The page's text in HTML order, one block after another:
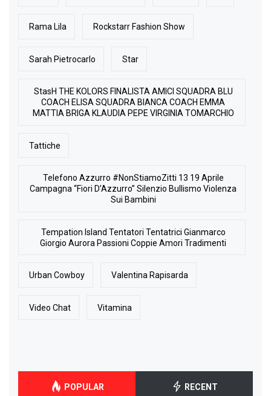
Rama Lila Rockstarr Fashion Show
Sarah Pietrocarlo Star
StasH THE KOLORS FINALISTA AMICI SQUADRA BLU
COACH ELISA SQUADRA BIANCA COACH EMMA
MATTIA BRIGA KLAUDIA PEPE VIRGINIA TOMARCHIO
Tattiche
Telefono Azzurro #NonStiamoZitti 13 19 Aprile
Campagna “Fiori D’Azzurro” Silenzio Bullismo Violenza
Sui Bambini
Tempation Island Tentatori Tentatrici Gianmarco
Giorgio Aurora Passioni Coppie Amori Tradimenti
Urban Cowboy Valentina Rapisarda
Video Chat Vitamina
POPULAR RECENT